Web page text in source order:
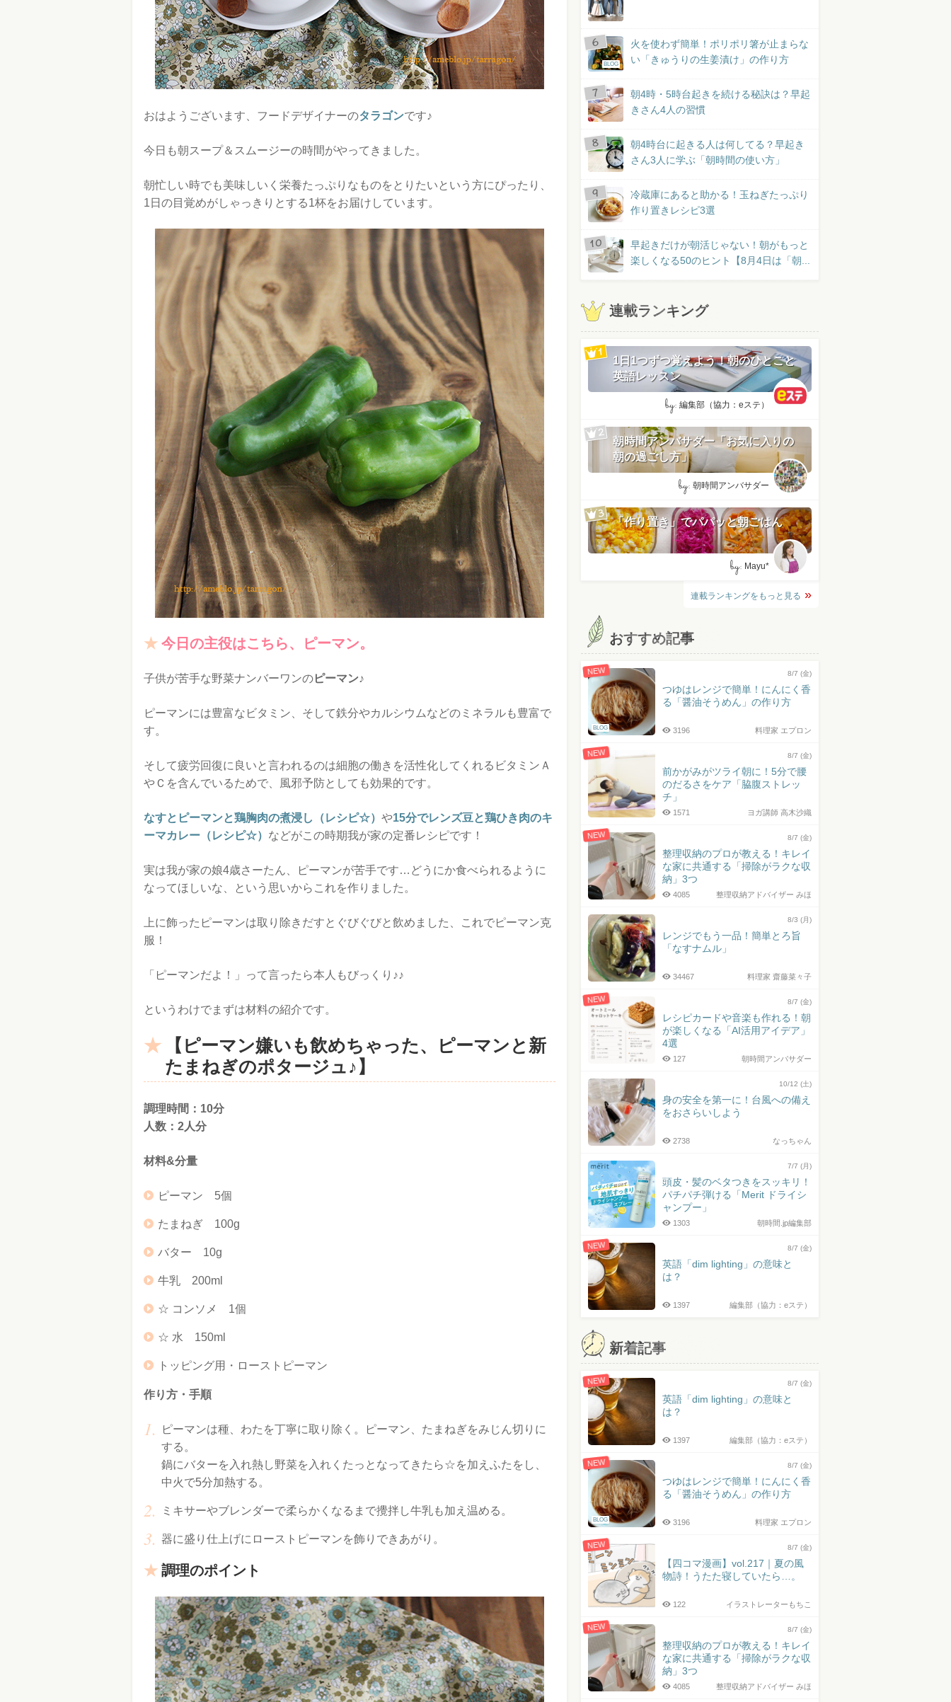
おはようございます、フードデザイナーのタラゴンです♪
今日も朝スープ＆スムージーの時間がやってきました。
朝忙しい時でも美味しいく栄養たっぷりなものをとりたいという方にぴったり、
1日の目覚めがしゃっきりとする1杯をお届けしています。
今日の主役はこちら、ピーマン。
子供が苦手な野菜ナンバーワンのピーマン♪
ピーマンには豊富なビタミン、そして鉄分やカルシウムなどのミネラルも豊富で
す。
そして疲労回復に良いと言われるのは細胞の働きを活性化してくれるビタミンＡ
やＣを含んでいるためで、風邪予防としても効果的です。
なすとピーマンと鶏胸肉の煮浸し（レシピ☆） や15分でレンズ豆と鶏ひき肉のキ
ーマカレー（レシピ☆） などがこの時期我が家の定番レシピです！
実は我が家の娘4歳さーたん、ピーマンが苦手です…どうにか食べられるように
なってほしいな、という思いからこれを作りました。
上に飾ったピーマンは取り除きだすとぐびぐびと飲めました、これでピーマン克
服！
「ピーマンだよ！」って言ったら本人もびっくり♪♪
というわけでまずは材料の紹介です。
【ピーマン嫌いも飲めちゃった、ピーマンと新
たまねぎのポタージュ♪】
調理時間：10分
人数：2人分
材料&分量
ピーマン 5個
たまねぎ 100g
バター 10g
牛乳 200ml
☆ コンソメ 1個
☆ 水 150ml
トッピング用・ローストピーマン
作り方・手順
ピーマンは種、わたを丁寧に取り除く。ピーマン、たまねぎをみじん切りに
する。
鍋にバターを入れ熱し野菜を入れくたっとなってきたら☆を加えふたをし、
中火で5分加熱する。
ミキサーやブレンダーで柔らかくなるまで攪拌し牛乳も加え温める。
器に盛り仕上げにローストピーマンを飾りできあがり。
調理のポイント
BLOG
火を使わず簡単！ポリポリ箸が止まらな
い「きゅうりの生姜漬け」の作り方
朝4時・5時台起きを続ける秘訣は？早起
きさん4人の習慣
朝4時台に起きる人は何してる？早起き
さん3人に学ぶ「朝時間の使い方」
冷蔵庫にあると助かる！玉ねぎたっぷり
作り置きレシピ3選
早起きだけが朝活じゃない！朝がもっと
楽しくなる50のヒント【8月4日は「朝...
連載ランキング
1日1つずつ覚えよう！朝のひとこと
英語レッスン
by: 編集部（協力：eステ）
朝時間アンバサダー「お気に入りの
朝の過ごし方」
by: 朝時間アンバサダー
「作り置き」でパパッと朝ごはん
by: Mayu*
連載ランキングをもっと見る
おすすめ記事
NEW
BLOG
8/7 (金)
つゆはレンジで簡単！にんにく香
る「醤油そうめん」の作り方
料理家 エプロン
3196
NEW 8/7 (金)
前かがみがツライ朝に！5分で腰
のだるさをケア「脇腹ストレッ
チ」
ヨガ講師 高木沙織
1571
NEW 8/7 (金)
整理収納のプロが教える！キレイ
な家に共通する「掃除がラクな収
納」3つ
整理収納アドバイザー みほ
4085
8/3 (月)
レンジでもう一品！簡単とろ旨
「なすナムル」
料理家 齋藤菜々子
34467
NEW 8/7 (金)
レシピカードや音楽も作れる！朝
が楽しくなる「AI活用アイデア」
4選
朝時間アンバサダー
127
10/12 (土)
身の安全を第一に！台風への備え
をおさらいしよう
なっちゃん
2738
7/7 (月)
頭皮・髪のベタつきをスッキリ！
パチパチ弾ける「Merit ドライシ
ャンプー」
朝時間.jp編集部
1303
NEW 8/7 (金)
英語「dim lighting」の意味と
は？
編集部（協力：eステ）
1397
新着記事
NEW 8/7 (金)
英語「dim lighting」の意味と
は？
編集部（協力：eステ）
1397
NEW
BLOG
8/7 (金)
つゆはレンジで簡単！にんにく香
る「醤油そうめん」の作り方
料理家 エプロン
3196
NEW 8/7 (金)
【四コマ漫画】vol.217｜夏の風
物詩！うたた寝していたら…。
イラストレーターもちこ
122
NEW 8/7 (金)
整理収納のプロが教える！キレイ
な家に共通する「掃除がラクな収
納」3つ
整理収納アドバイザー みほ
4085